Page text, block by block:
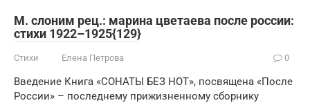
М. слоним рец.: марина цветаева после россии:
стихи 1922–1925{129}
Стихи Елена Петрова 0
Введение Книга «СОНАТЫ БЕЗ НОТ», посвящена «После
России» – последнему прижизненному сборнику